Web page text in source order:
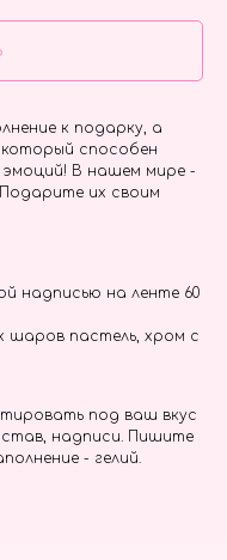
к подарку, а
способен
В нашем мире -
их своим
надписью на ленте 60
шаров пастель, хром с
под ваш вкус
надписи. Пишите
- гелий.